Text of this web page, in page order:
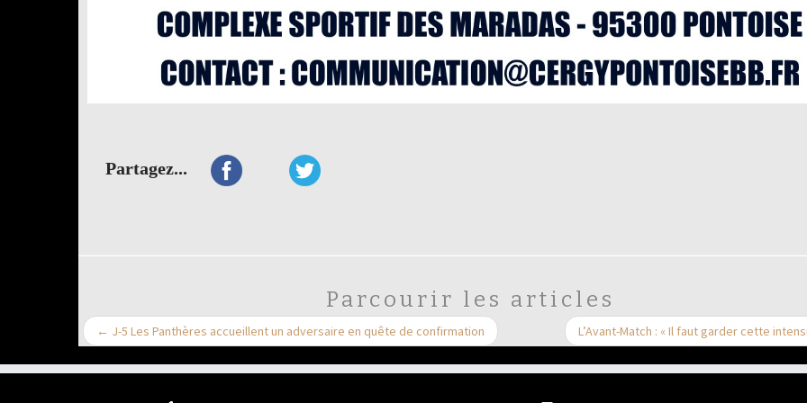
Partagez...
Parcourir les articles
← J-5 Les Panthères accueillent un adversaire en quête de confirmation L’Avant-Match : « Il faut garder cette